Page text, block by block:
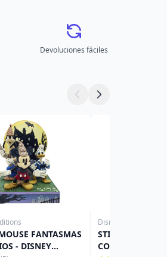
Devoluciones fáciles
FANTASMAS
- DISNEY
Disney Traditions
STITCH COMO
CON JACK-O-